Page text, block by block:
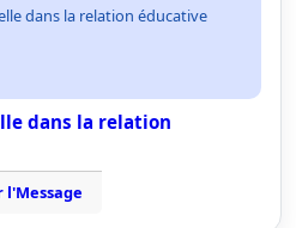
dans la relation éducative
dans la relation
l'Message